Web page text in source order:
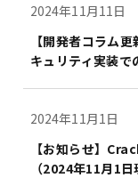
2024年11月11日
【開発者コラム
キュリティ実装で
2024年11月1日
【お知らせ】
（2024年11月1日